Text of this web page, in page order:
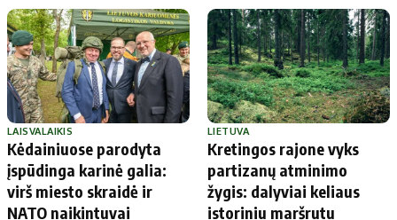
LAISVALAIKIS
Kėdainiuose parodyta
įspūdinga karinė galia:
virš miesto skraidė ir
NATO naikintuvai
LIETUVA
Kretingos rajone vyks
partizanų atminimo
žygis: dalyviai keliaus
istoriniu maršrutu